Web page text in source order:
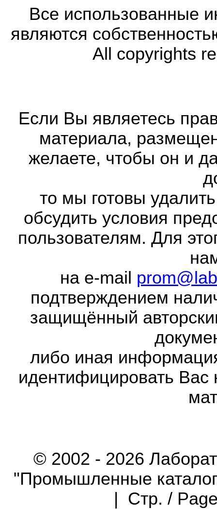
Все использованные
являются
All copyrights
Если Вы являетесь
материала,
желаете, чтобы он и
то мы готовы
обсудить условия
пользователям. Для
на e-mail
подтверждением
защищённый
либо иная
идентифицировать Вас
© 2002 - 2026
"Промышленные
| Стр. /